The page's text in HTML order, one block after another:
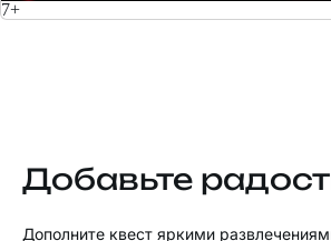
7+
Добавьте
Дополните квест яркими